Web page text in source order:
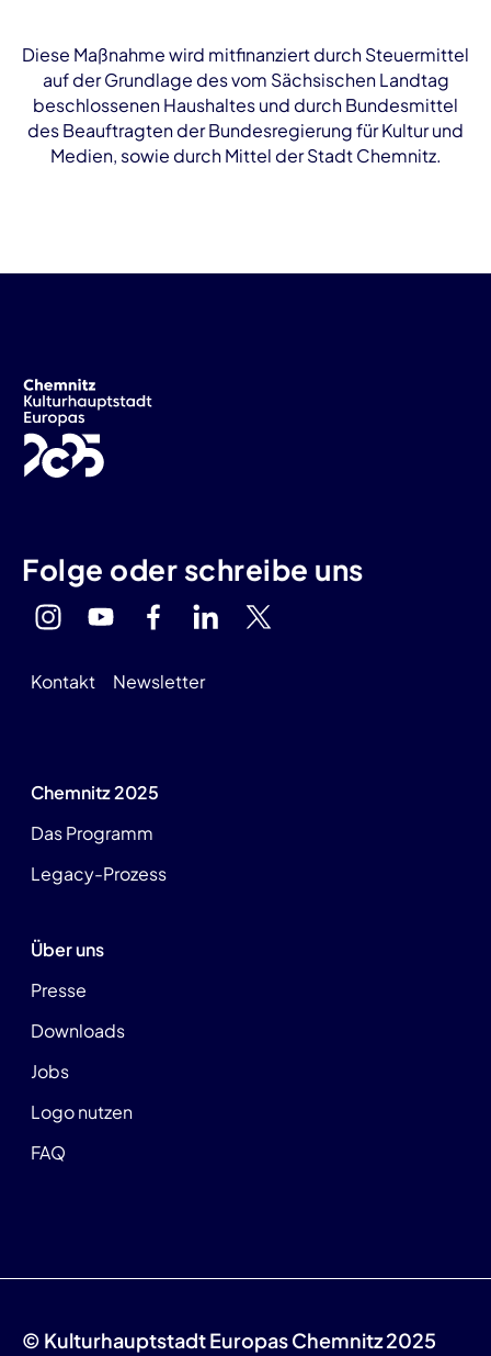
Diese Maßnahme wird mitfinanziert durch Steuermittel
auf der Grundlage des vom Sächsischen Landtag
beschlossenen Haushaltes und durch Bundesmittel
des Beauftragten der Bundesregierung für Kultur und
Medien, sowie durch Mittel der Stadt Chemnitz.
Folge oder schreibe uns
Kontakt Newsletter
Chemnitz 2025
Das Programm
Legacy-Prozess
Über uns
Presse
Downloads
Jobs
Logo nutzen
FAQ
© Kulturhauptstadt Europas Chemnitz 2025